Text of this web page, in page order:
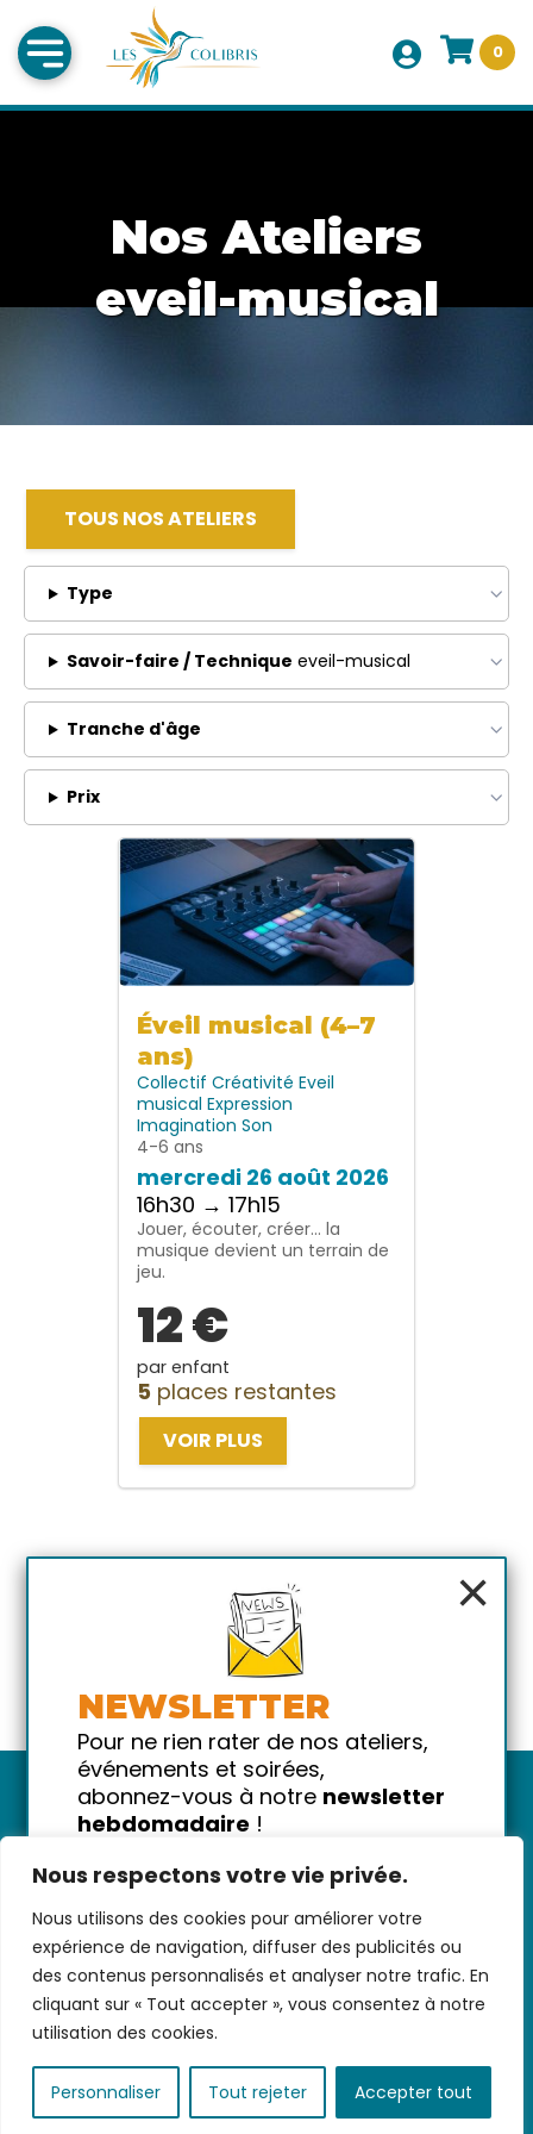
Nous respectons votre vie privée.
Nous utilisons des cookies pour améliorer votre
expérience de navigation, diffuser des publicités ou
des contenus personnalisés et analyser notre trafic. En
cliquant sur « Tout accepter », vous consentez à notre
utilisation des cookies.
Personnaliser Tout rejeter Accepter tout
0
Nos Ateliers
eveil-musical
TOUS NOS ATELIERS
Type
Savoir-faire / Technique eveil-musical
Tranche d'âge
Prix
Éveil musical (4–7
ans)
Collectif Créativité Eveil
musical Expression
Imagination Son
4-6 ans
mercredi 26 août 2026
16h30 → 17h15
Jouer, écouter, créer… la
musique devient un terrain de
jeu.
12 €
par enfant
5 places restantes
VOIR PLUS
Nous contacter-CGV/CGU-Données
personnelles-Infos pratiques- FAQ
×
NEWSLETTER
Pour ne rien rater de nos ateliers,
événements et soirées,
abonnez-vous à notre newsletter
hebdomadaire !
!
Votre email